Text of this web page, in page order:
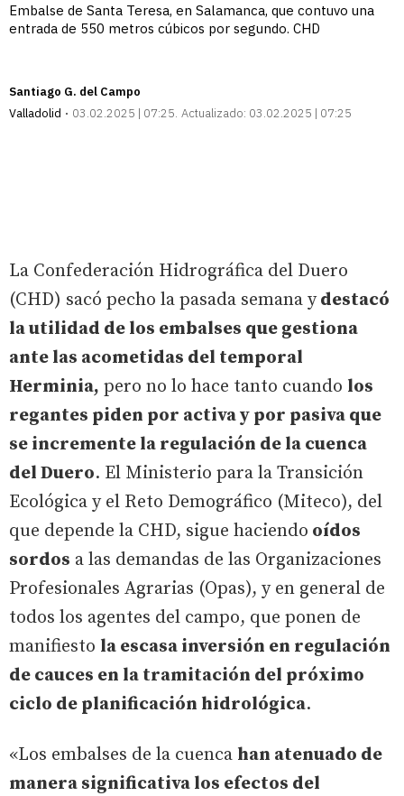
Embalse de Santa Teresa, en Salamanca, que contuvo una
entrada de 550 metros cúbicos por segundo. CHD
Santiago G. del Campo
Valladolid
03.02.2025 | 07:25 Actualizado: 03.02.2025 | 07:25
La Confederación Hidrográfica del Duero
(CHD) sacó pecho la pasada semana ydestacó
la utilidad de los embalses que gestiona
ante las acometidas del temporal
Herminia, pero no lo hace tanto cuando los
regantes piden por activa y por pasiva que
se incremente la regulación de la cuenca
del Duero. El Ministerio para la Transición
Ecológica y el Reto Demográfico (Miteco), del
que depende la CHD, sigue haciendo oídos
sordos a las demandas de las Organizaciones
Profesionales Agrarias (Opas), y en general de
todos los agentes del campo, que ponen de
manifiesto la escasa inversión en regulación
de cauces en la tramitación del próximo
ciclo de planificación hidrológica.
«Los embalses de la cuenca han atenuado de
manera significativa los efectos del